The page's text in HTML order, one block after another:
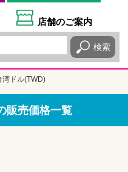
店舗のご案内
検索
湾ドル(TWD)
販売価格一覧